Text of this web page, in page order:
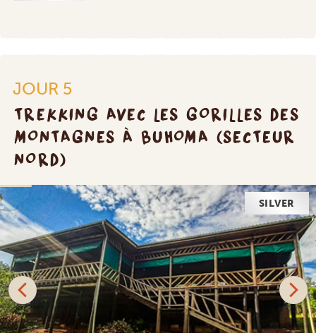
JOUR 5
TREKKING AVEC LES GORILLES DES
MONTAGNES À BUHOMA (SECTEUR
NORD)
SILVER